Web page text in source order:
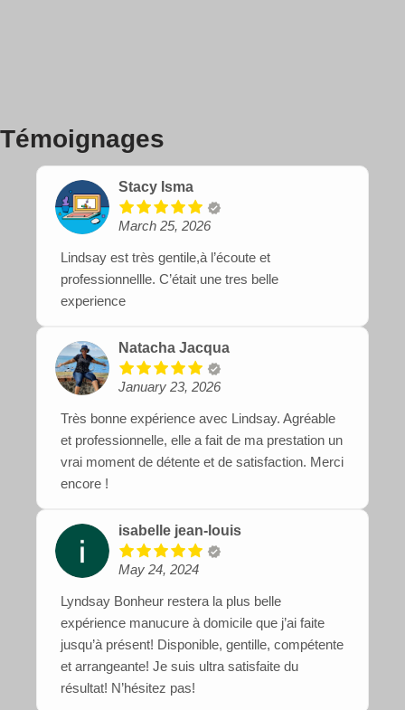
Témoignages
Stacy Isma
March 25, 2026
Lindsay est très gentile,à l’écoute et
professionnellle. C’était une tres belle
experience
Natacha Jacqua
January 23, 2026
Très bonne expérience avec Lindsay. Agréable
et professionnelle, elle a fait de ma prestation un
vrai moment de détente et de satisfaction. Merci
encore !
isabelle jean-louis
May 24, 2024
Lyndsay Bonheur restera la plus belle
expérience manucure à domicile que j’ai faite
jusqu’à présent! Disponible, gentille, compétente
et arrangeante! Je suis ultra satisfaite du
résultat! N’hésitez pas!